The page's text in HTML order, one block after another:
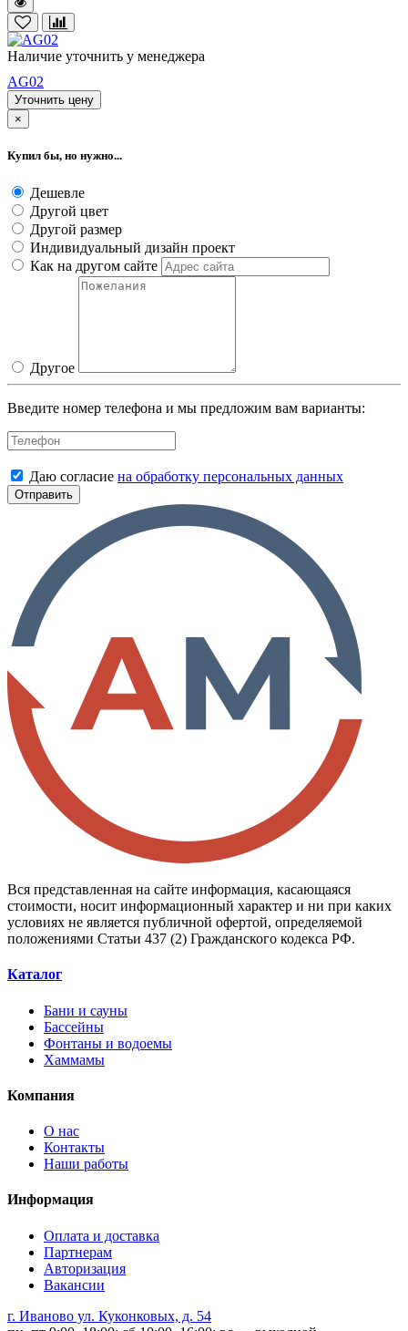
Наличие уточнить у менеджера
AG02
Уточнить цену
×
Купил бы, но нужно...
Дешевле
Другой цвет
Другой размер
Индивидуальный дизайн проект
Как на другом сайте
Другое
Введите номер телефона и мы предложим вам варианты:
Даю согласие на обработку персональных данных
Отправить
Вся представленная на сайте информация, касающаяся
стоимости, носит информационный характер и ни при каких
условиях не является публичной офертой, определяемой
положениями Статьи 437 (2) Гражданского кодекса РФ.
Каталог
Бани и сауны
Бассейны
Фонтаны и водоемы
Хаммамы
Компания
О нас
Контакты
Наши работы
Информация
Оплата и доставка
Партнерам
Авторизация
Вакансии
г. Иваново ул. Куконковых, д. 54